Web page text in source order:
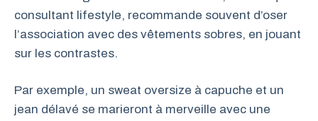
consultant lifestyle, recommande souvent d’oser
l’association avec des vêtements sobres, en jouant
sur les contrastes.
Par exemple, un sweat oversize à capuche et un
jean délavé se marieront à merveille avec une